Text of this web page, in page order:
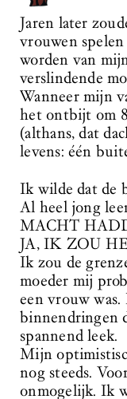
Jaren later
vrouwen spelen
worden van
verslindende
Wanneer mijn
het ontbijt om
(althans, dat
levens: één
Ik wilde dat de
Al heel jong
MACHT
JA, IK ZOU
Ik zou de
moeder mij
een vrouw
binnendringen
spannend leek.
Mijn
nog steeds.
onmogelijk. Ik